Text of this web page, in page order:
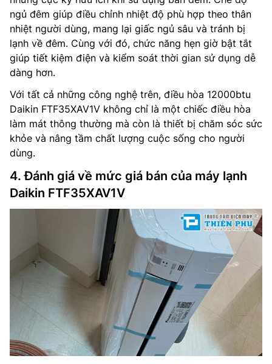
ngủ đêm giúp điều chỉnh nhiệt độ phù hợp theo thân
nhiệt người dùng, mang lại giấc ngủ sâu và tránh bị
lạnh về đêm. Cùng với đó, chức năng hẹn giờ bật tắt
giúp tiết kiệm điện và kiểm soát thời gian sử dụng dễ
dàng hơn.
Với tất cả những công nghệ trên, điều hòa 12000btu
Daikin FTF35XAV1V không chỉ là một chiếc điều hòa
làm mát thông thường mà còn là thiết bị chăm sóc sức
khỏe và nâng tầm chất lượng cuộc sống cho người
dùng.
4. Đánh giá về mức giá bán của máy lạnh
Daikin FTF35XAV1V